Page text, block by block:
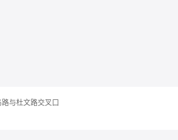
与杜文路交叉口